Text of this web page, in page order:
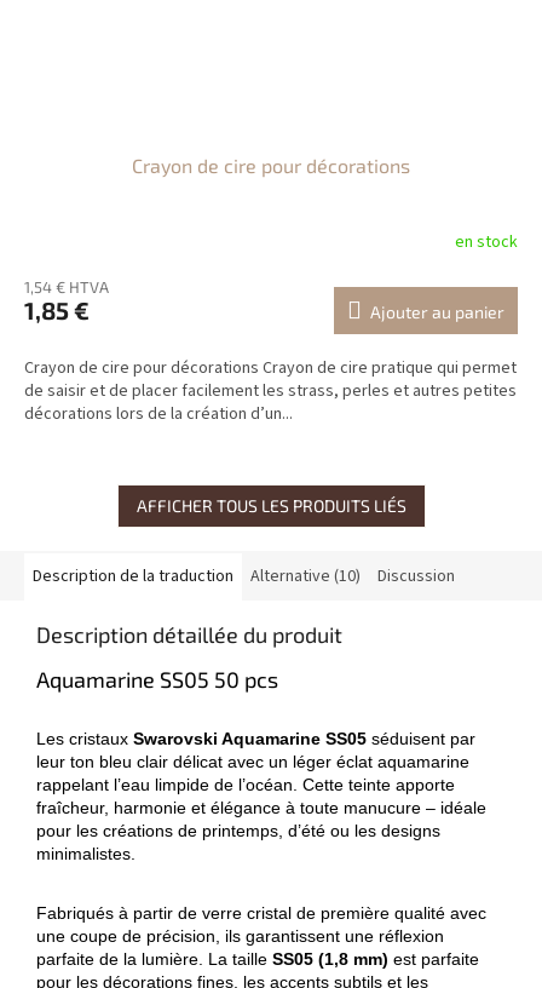
Crayon de cire pour décorations
en stock
1,54 € HTVA
1,85 € Ajouter au panier
Crayon de cire pour décorations Crayon de cire pratique qui permet
de saisir et de placer facilement les strass, perles et autres petites
décorations lors de la création d’un...
AFFICHER TOUS LES PRODUITS LIÉS
Description de la traduction Alternative (10) Discussion
Description détaillée du produit
Aquamarine SS05 50 pcs
Les cristaux Swarovski Aquamarine SS05 séduisent par
leur ton bleu clair délicat avec un léger éclat aquamarine
rappelant l’eau limpide de l’océan. Cette teinte apporte
fraîcheur, harmonie et élégance à toute manucure – idéale
pour les créations de printemps, d’été ou les designs
minimalistes.
Fabriqués à partir de verre cristal de première qualité avec
une coupe de précision, ils garantissent une réflexion
parfaite de la lumière. La taille SS05 (1,8 mm) est parfaite
pour les décorations fines, les accents subtils et les